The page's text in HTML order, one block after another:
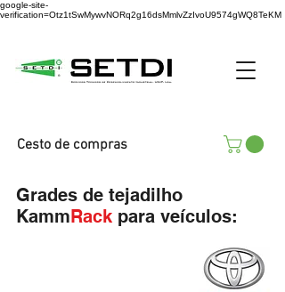
google-site-
verification=Otz1tSwMywvNORq2g16dsMmlvZzIvoU9574gWQ8TeKM
Cesto de compras
Grades de tejadilho
KammRack para veículos: